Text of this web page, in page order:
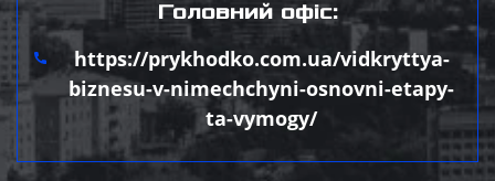
Головний офіс:
https://prykhodko.com.ua/vidkryttya-
biznesu-v-nimechchyni-osnovni-etapy-
ta-vymogy/